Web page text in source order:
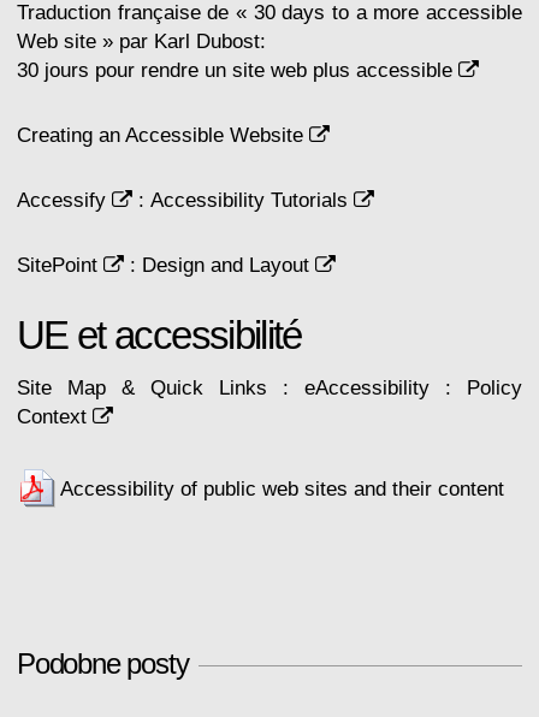
Traduction française de « 30 days to a more accessible
Web site » par Karl Dubost:
30 jours pour rendre un site web plus accessible
Creating an Accessible Website
Accessify : Accessibility Tutorials
SitePoint : Design and Layout
UE et accessibilité
Site Map & Quick Links : eAccessibility : Policy
Context
Accessibility of public web sites and their content
Podobne posty